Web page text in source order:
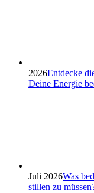
2026Entdecke
Deine Energie
Juli 2026Was
stillen zu